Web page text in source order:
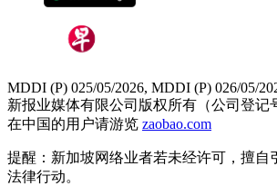
MDDI (P) 025/05/2026, MDDI (P) 026/05/
新报业媒体有限公司版权所有（公司登记
在中国的用户请游览 zaobao.com
提醒：新加坡网络业者若未经许可，擅自
法律行动。